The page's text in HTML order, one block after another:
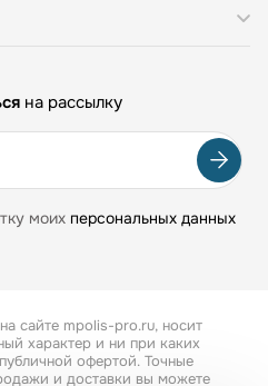
на рассылку
моих персональных данных
сайте mpolis-pro.ru, носит
характер и ни при каких
офертой. Точные
и доставки вы можете